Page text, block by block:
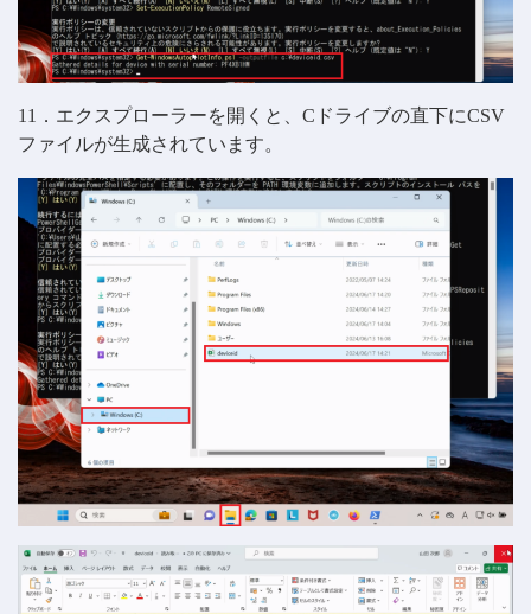
11．エクスプローラーを開くと、Cドライブの直下にCSV
ファイルが生成されています。